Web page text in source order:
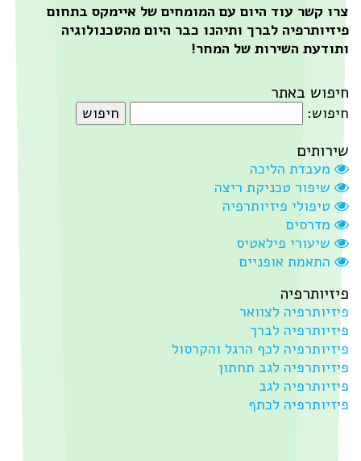
קשר עוד היום עם המומחים של איימקס בתחום
לברך ותיהנו כבר היום מהטכנולוגיה
השירות של המחר!
באתר
מעבדת הליכה
שיפור טכניקת ריצה
טיפולי פיזיותרפיה
מדרסים
שיעורי פילאטיס
התאמת אופניים
לצוואר
לברך
לכף הרגל והקרסול
לגב תחתון
לגב
לכתף